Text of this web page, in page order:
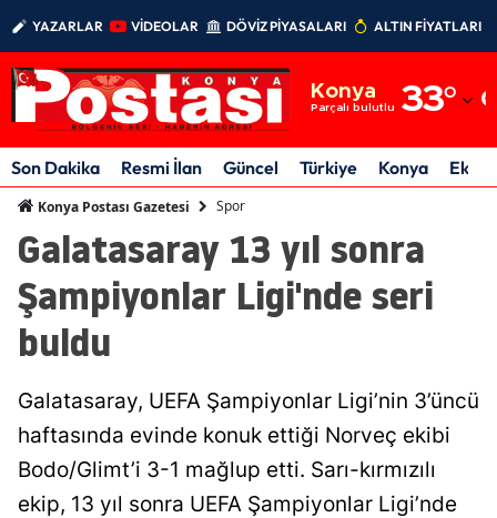
YAZARLAR VİDEOLAR DÖVİZ PİYASALARI ALTIN FİYATLARI
Konya
Parçalı bulutlu 33°
Adıyaman
Afyonkarahisar
Amasya
Ankara
Aydın
Balıkesir
Son Dakika Resmi İlan Güncel Türkiye Konya
Konya Postası Gazetesi Spor
Galatasaray 13 yıl sonra
Şampiyonlar Ligi'nde seri
buldu
Galatasaray, UEFA Şampiyonlar Ligi’nin 3’üncü
haftasında evinde konuk ettiği Norveç ekibi
Bodo/Glimt’i 3-1 mağlup etti. Sarı-kırmızılı
ekip, 13 yıl sonra UEFA Şampiyonlar Ligi’nde